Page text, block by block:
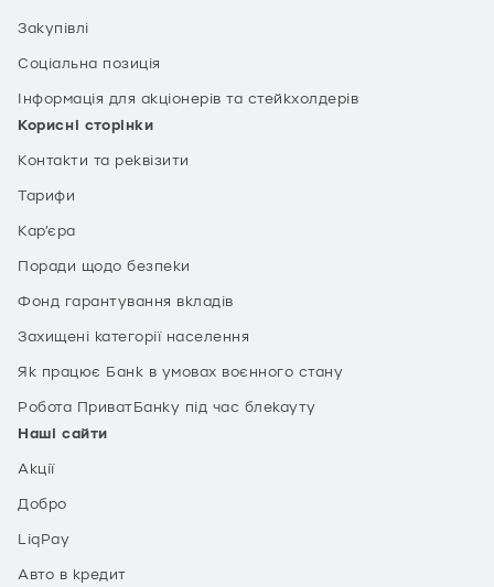
Закупівлі
Соціальна позиція
Інформація для акціонерів та стейкхолдерів
Корисні сторінки
Контакти та реквізити
Тарифи
Кар’єра
Поради щодо безпеки
Фонд гарантування вкладів
Захищені категорії населення
Як працює Банк в умовах воєнного стану
Робота ПриватБанку під час блекауту
Наші сайти
Акції
Добро
LiqPay
Авто в кредит